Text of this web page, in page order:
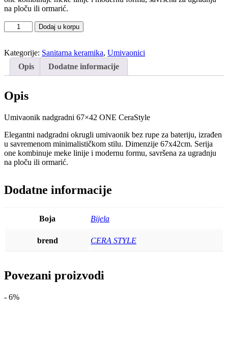
na ploču ili ormarić.
Umivaonik
nadgradni
ONE
CeraStyle
količina
Dodaj u korpu
Kategorije: Sanitarna keramika, Umivaonici
Opis
Dodatne informacije
Opis
Umivaonik nadgradni 67×42 ONE CeraStyle
Elegantni nadgradni okrugli umivaonik bez rupe za bateriju, izrađen
u savremenom minimalističkom stilu. Dimenzije 67x42cm. Serija
one kombinuje meke linije i modernu formu, savršena za ugradnju
na ploču ili ormarić.
Dodatne informacije
Boja Bijela
brend CERA STYLE
Povezani proizvodi
- 6%